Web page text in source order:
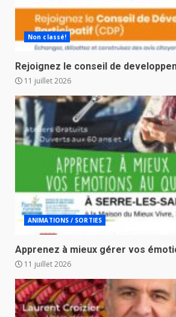
Non classé!
Rejoignez le conseil de
11 juillet 2026
ANIMATIONS / SORTIES
Apprenez à mieux gérer vos
11 juillet 2026